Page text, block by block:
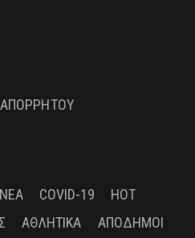
ΑΠΟΡΡΗΤΟΥ
COVID-19
HOT
ΑΘΛΗΤΙΚΆ ΑΠΌΔΗΜΟΙ